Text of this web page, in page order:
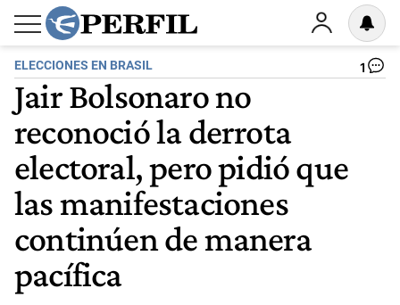
ELECCIONES EN BRASIL 1
Jair Bolsonaro no
reconoció la derrota
electoral, pero pidió que
las manifestaciones
continúen de manera
pacífica